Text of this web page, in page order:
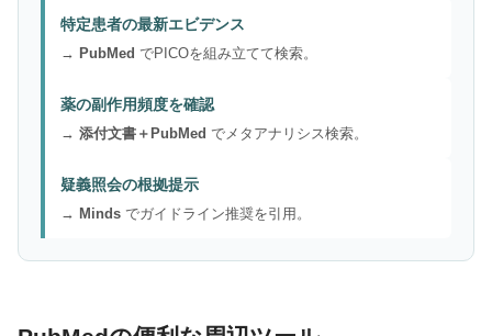
特定患者の最新エビデンス
→ PubMed でPICOを組み立てて検索。
薬の副作用頻度を確認
→ 添付文書＋PubMed でメタアナリシス検索。
疑義照会の根拠提示
→ Minds でガイドライン推奨を引用。